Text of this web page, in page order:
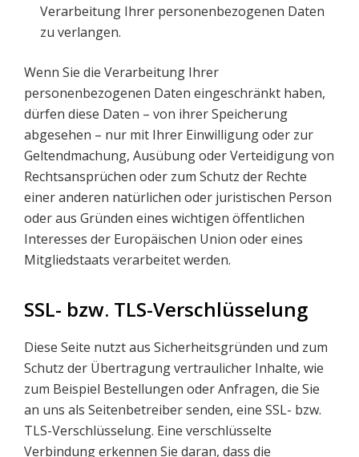
Verarbeitung Ihrer personenbezogenen Daten
zu verlangen.
Wenn Sie die Verarbeitung Ihrer
personenbezogenen Daten eingeschränkt haben,
dürfen diese Daten – von ihrer Speicherung
abgesehen – nur mit Ihrer Einwilligung oder zur
Geltendmachung, Ausübung oder Verteidigung von
Rechtsansprüchen oder zum Schutz der Rechte
einer anderen natürlichen oder juristischen Person
oder aus Gründen eines wichtigen öffentlichen
Interesses der Europäischen Union oder eines
Mitgliedstaats verarbeitet werden.
SSL- bzw. TLS-Verschlüsselung
Diese Seite nutzt aus Sicherheitsgründen und zum
Schutz der Übertragung vertraulicher Inhalte, wie
zum Beispiel Bestellungen oder Anfragen, die Sie
an uns als Seitenbetreiber senden, eine SSL- bzw.
TLS-Verschlüsselung. Eine verschlüsselte
Verbindung erkennen Sie daran, dass die